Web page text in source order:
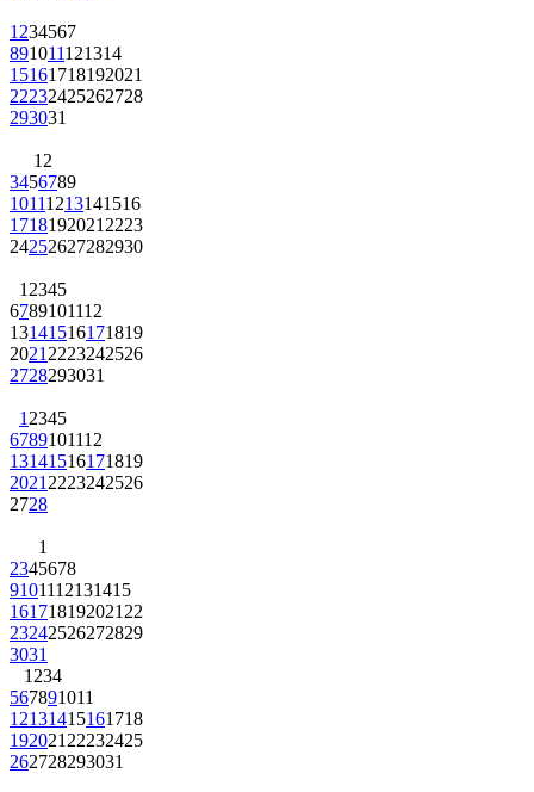
1 234567
891011121314
15161718192021
22232425262728
293031
1 2
3456789
10111213141516
1718192021 2223
24252627282930
1 2345
6789101112
13141516171819
2021 2223242526
2728293031
1 2345
6789101112
13141516171819
2021 2223242526
2728
1
2345678
9101112131415
161718192021 22
23242526272829
3031
1 234
567891011
12131415161718
192021 22232425
262728293031